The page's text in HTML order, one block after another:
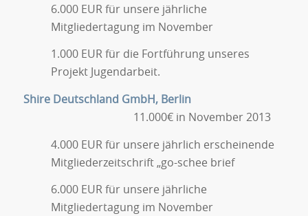
6.000 EUR für unsere jährliche
Mitgliedertagung im November
1.000 EUR für die Fortführung unseres
Projekt Jugendarbeit.
Shire Deutschland GmbH, Berlin
11.000€ in November 2013
4.000 EUR für unsere jährlich erscheinende
Mitgliederzeitschrift „go-schee brief
6.000 EUR für unsere jährliche
Mitgliedertagung im November